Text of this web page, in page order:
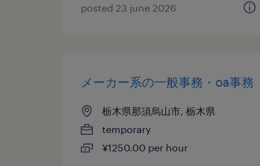
posted 23 june 2026
メーカー系の一般事務・oa事務
栃木県那須烏山市, 栃木県
temporary
¥1250.00 per hour